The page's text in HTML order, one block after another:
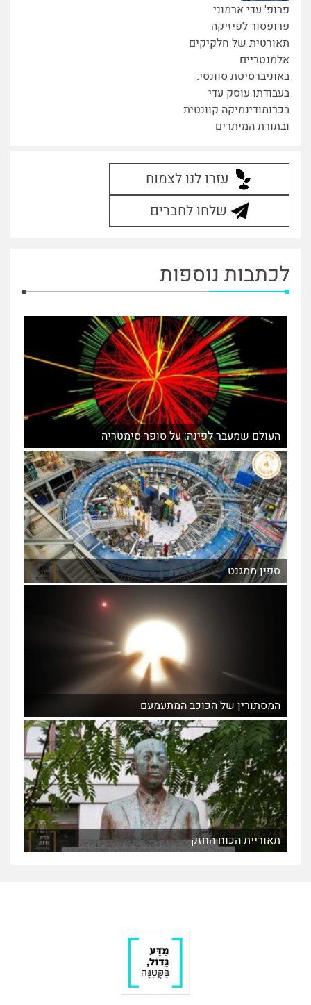
פרופ' עדי ארמוני
פרופסור לפיזיקה
תאורטית של חלקיקים
אלמנטריים
באוניברסיטת סוונסי.
בעבודתו עוסק עדי
בכרומודינמיקה קוונטית
ובתורת המיתרים
עזרו לנו לצמוח
שלחו לחברים
לכתבות נוספות
העולם שמעבר לפינה: על סופר סימטריה
ספין ממגנט
המסתורין של הכוכב המתעמעם
תאוריית הכוח החזק